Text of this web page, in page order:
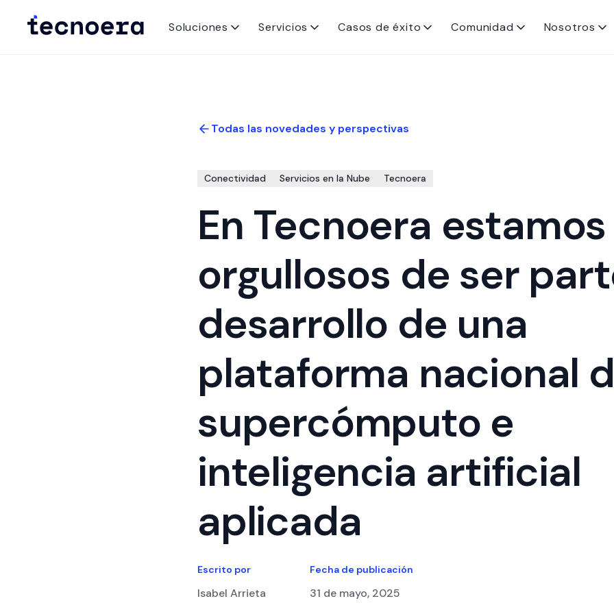
Soluciones Servicios Casos de éxito Comunidad Nosotros
Todas las novedades y perspectivas
Conectividad Servicios en la Nube Tecnoera
En Tecnoera estamos
orgullosos de ser
desarrollo de una
plataforma nacional
supercómputo e
inteligencia artificial
aplicada
Escrito por
Isabel Arrieta
Fecha de publicación
31 de mayo, 2025